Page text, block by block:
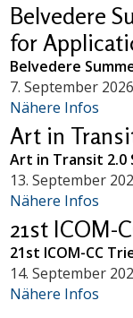
Belvedere
for
Belvedere
7. September 2026
Nähere Infos
Art in
Art in Transit 2.0
13. September
Nähere Infos
21st ICOM-
21st ICOM-CC
14. September
Nähere Infos